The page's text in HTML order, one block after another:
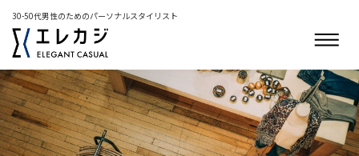
30-50代男性のためのパーソナルスタイリスト